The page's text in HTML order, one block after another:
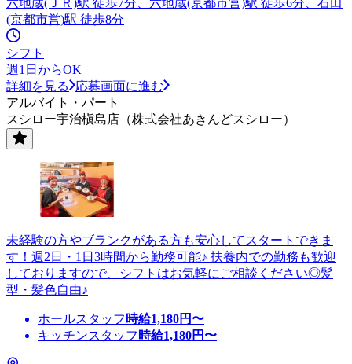
(京都市営)駅 徒歩8分
シフト
週1日からOK
詳細を見る
応募画面に進む
アルバイト・パート
スシロー宇治槇島店（株式会社あきんどスシロー）
未経験の方やブランクがある方も安心してスタートできま
す！週2日・1日3時間から勤務可能♪ 扶養内での勤務も歓迎
しておりますので、シフトはお気軽にご相談ください◎髪
型・髪色自由♪
ホールスタッフ 時給1,180円〜
キッチンスタッフ 時給1,180円〜